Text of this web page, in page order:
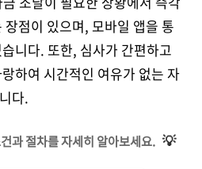
점이 있으며, 모바일 앱을 통
니다. 또한, 심사가 간편하고
하여 시간적인 여유가 없는 자
다.
과 절차를 자세히 알아보세요. 💡